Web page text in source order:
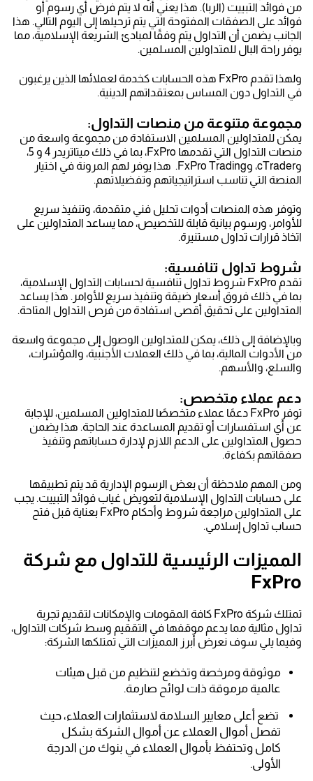
من فوائد التبييت (الربا). هذا يعني أنه لا يتم فرض أي رسوم أو
فوائد على الصفقات المفتوحة التي يتم ترحيلها إلى اليوم التالي. هذا
الجانب يضمن أن التداول يتم وفقًا لمبادئ الشريعة الإسلامية، مما
يوفر راحة البال للمتداولين المسلمين.
ولهذا تقدم FxPro هذه الحسابات كخدمة لعملائها الذين يرغبون
في التداول دون المساس بمعتقداتهم الدينية.
مجموعة متنوعة من منصات التداول:
يمكن للمتداولين المسلمين الاستفادة من مجموعة واسعة من
منصات التداول التي تقدمها FxPro، بما في ذلك ميتاتريدر 4 و 5،
وcTrader، وFxPro Trading. هذا يوفر لهم المرونة في اختيار
المنصة التي تناسب استراتيجياتهم وتفضيلاتهم.
وتوفر هذه المنصات أدوات تحليل فني متقدمة، وتنفيذ سريع
للأوامر، ورسوم بيانية قابلة للتخصيص، مما يساعد المتداولين على
اتخاذ قرارات تداول مستنيرة.
شروط تداول تنافسية:
تقدم FxPro شروط تداول تنافسية لحسابات التداول الإسلامية،
بما في ذلك فروق أسعار ضيقة وتنفيذ سريع للأوامر. هذا يساعد
المتداولين على تحقيق أقصى استفادة من فرص التداول المتاحة.
وبالإضافة إلى ذلك، يمكن للمتداولين الوصول إلى مجموعة واسعة
من الأدوات المالية، بما في ذلك العملات الأجنبية، والمؤشرات،
والسلع، والأسهم.
دعم عملاء متخصص:
توفر FxPro دعمًا عملاء متخصصًا للمتداولين المسلمين، للإجابة
عن أي استفسارات أو تقديم المساعدة عند الحاجة. هذا يضمن
حصول المتداولين على الدعم اللازم لإدارة حساباتهم وتنفيذ
صفقاتهم بكفاءة.
ومن المهم ملاحظة أن بعض الرسوم الإدارية قد يتم تطبيقها
على حسابات التداول الإسلامية لتعويض غياب فوائد التبييت. يجب
على المتداولين مراجعة شروط وأحكام FxPro بعناية قبل فتح
حساب تداول إسلامي.
المميزات الرئيسية للتداول مع شركة
FxPro
تمتلك شركة FxPro كافة المقومات والإمكانات لتقديم تجربة
تداول مثالية مما يدعم موقفها في التققيم وسط شركات التداول،
وفيما يلي سوف نعرض أبرز المميزات التي تمتلكها الشركة:
موثوقة ومرخصة وتخضع لتنظيم من قبل هيئات
عالمية مرموقة ذات لوائح صارمة.
تضع أعلى معايير السلامة لاستثمارات العملاء، حيث
تفصل أموال العملاء عن أموال الشركة بشكل
كامل وتحتفظ بأموال العملاء في بنوك من الدرجة
الأولى.